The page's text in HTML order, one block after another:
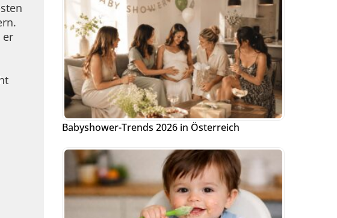
er
Babyshower-Trends 2026 in Österreich